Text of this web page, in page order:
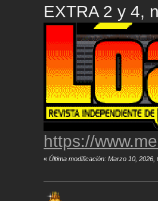
EXTRA 2 y 4,
https://
«Última modificación: Marzo 10,